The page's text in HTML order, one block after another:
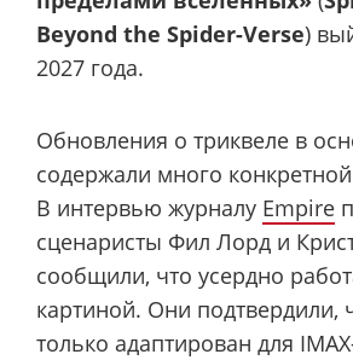
Beyond the Spider-Verse)
2027 года.
Обновления о триквеле в
содержали много
В интервью журналу Empire
сценаристы Фил Лорд и
сообщили, что усердно
картиной. Они подтвердили,
только адаптирован для